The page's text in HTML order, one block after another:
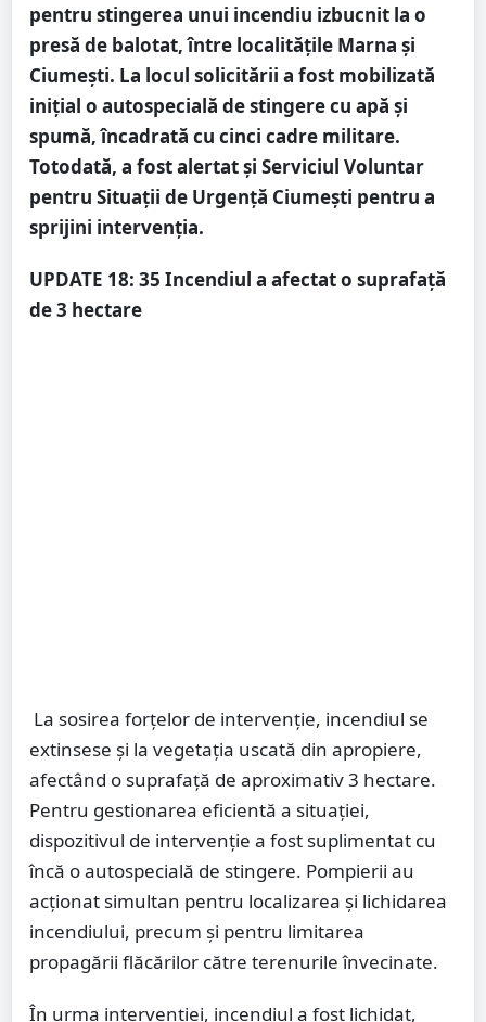
pentru stingerea unui incendiu izbucnit la o
presă de balotat, între localitățile Marna și
Ciumești. La locul solicitării a fost mobilizată
inițial o autospecială de stingere cu apă și
spumă, încadrată cu cinci cadre militare.
Totodată, a fost alertat și Serviciul Voluntar
pentru Situații de Urgență Ciumești pentru a
sprijini intervenția.
UPDATE 18: 35 Incendiul a afectat o suprafață
de 3 hectare
La sosirea forțelor de intervenție, incendiul se
extinsese și la vegetația uscată din apropiere,
afectând o suprafață de aproximativ 3 hectare.
Pentru gestionarea eficientă a situației,
dispozitivul de intervenție a fost suplimentat cu
încă o autospecială de stingere. Pompierii au
acționat simultan pentru localizarea și lichidarea
incendiului, precum și pentru limitarea
propagării flăcărilor către terenurile învecinate.
În urma intervenției, incendiul a fost lichidat,